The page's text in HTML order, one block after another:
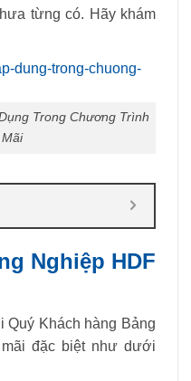
từng có. Hãy khám
Trong Chương Trình
Nghiệp HDF
Khách hàng Bảng
đặc biệt như dưới